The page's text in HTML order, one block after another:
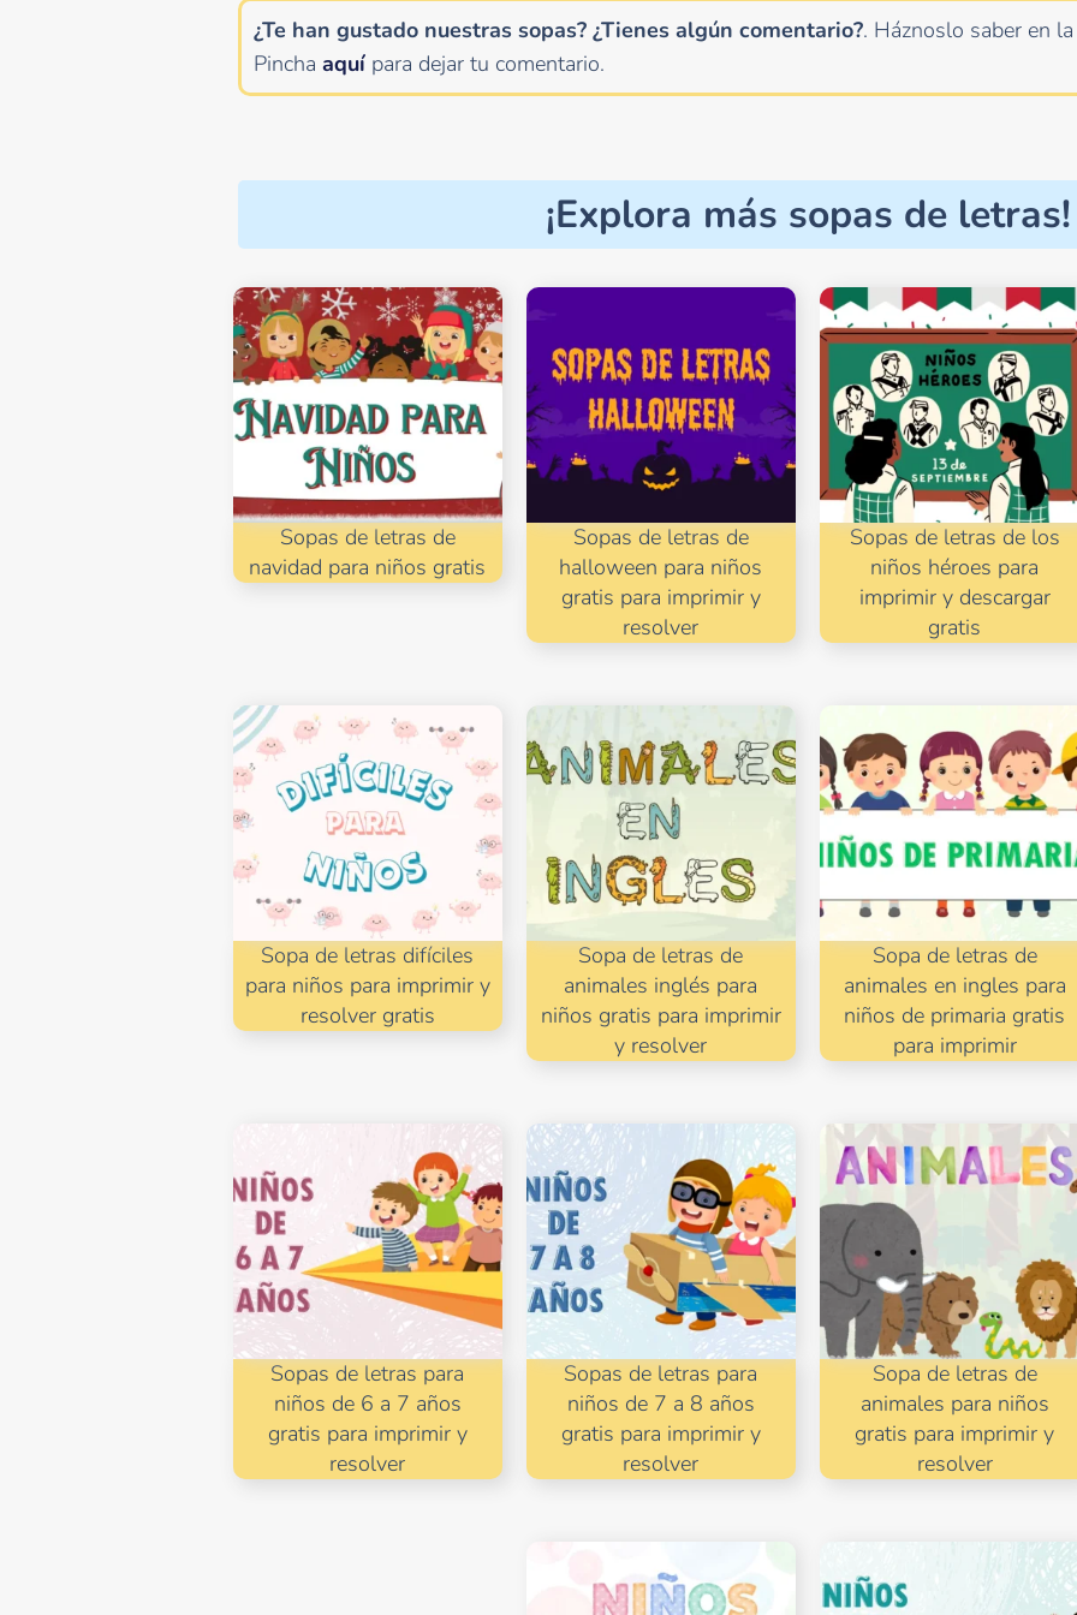
¿Te han gustado nuestras sopas? ¿Tienes algún comentario?. Háznoslo saber en
Pincha aquí para dejar tu comentario.
¡Explora más sopas de letras!
Sopas de letras de
navidad para niños gratis
Sopas de letras de
halloween para niños
gratis para imprimir y
resolver
Sopas de letras de los
niños héroes para
imprimir y descargar
gratis
Sopa de letras difíciles
para niños para imprimir y
resolver gratis
Sopa de letras de
animales inglés para
niños gratis para imprimir
y resolver
Sopa de letras de
animales en ingles para
niños de primaria gratis
para imprimir
Sopas de letras para
niños de 6 a 7 años
gratis para imprimir y
resolver
Sopas de letras para
niños de 7 a 8 años
gratis para imprimir y
resolver
Sopa de letras de
animales para niños
gratis para imprimir y
resolver